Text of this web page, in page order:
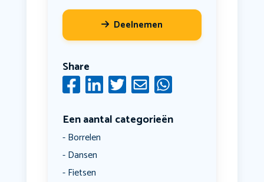
Deelnemen
Share
Een aantal categorieën
Borrelen
Dansen
Fietsen